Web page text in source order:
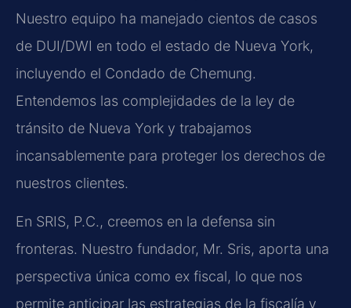
Nuestro equipo ha manejado cientos de casos
de DUI/DWI en todo el estado de Nueva York,
incluyendo el Condado de Chemung.
Entendemos las complejidades de la ley de
tránsito de Nueva York y trabajamos
incansablemente para proteger los derechos de
nuestros clientes.
En SRIS, P.C., creemos en la defensa sin
fronteras. Nuestro fundador, Mr. Sris, aporta una
perspectiva única como ex fiscal, lo que nos
permite anticipar las estrategias de la fiscalía y